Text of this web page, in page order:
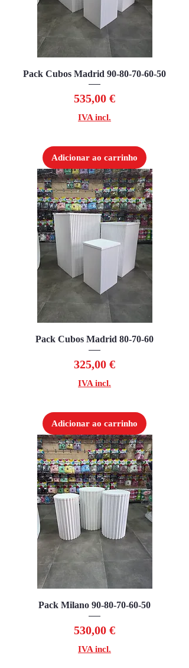
Pack Cubos Madrid 90-80-70-60-50
Preço
535,00 €
IVA incl.
Adicionar ao carrinho
Pack Cubos Madrid 80-70-60
Preço
325,00 €
IVA incl.
Adicionar ao carrinho
Pack Milano 90-80-70-60-50
Preço
530,00 €
IVA incl.